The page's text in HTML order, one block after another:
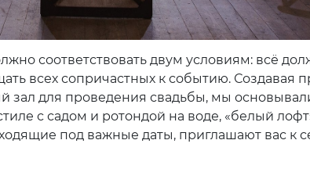
соответствовать двум условиям: всё
всех сопричастных к событию. Создавая
для проведения свадьбы, мы
с садом и ротондой на воде, «белый
под важные даты, приглашают вас к